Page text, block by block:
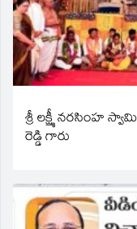
శ్రీ లక్ష్మీ నరసింహ
రెడ్డి గారు